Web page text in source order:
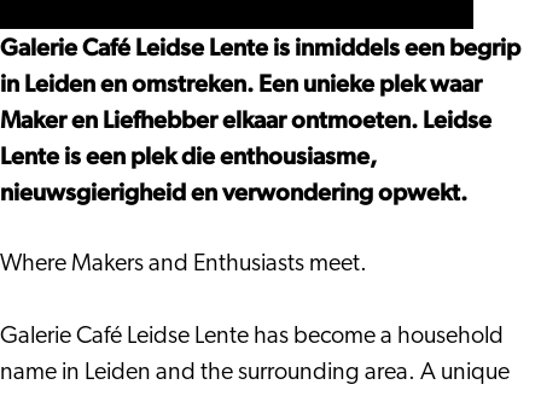
Lente
Café
Leidse
Lente
Café
Leidse
Lente
Galerie Café Leidse Lente is inmiddels een begrip
in Leiden en omstreken. Een unieke plek waar
Maker en Liefhebber elkaar ontmoeten. Leidse
Lente is een plek die enthousiasme,
nieuwsgierigheid en verwondering opwekt.
Where Makers and Enthusiasts meet.
Galerie Café Leidse Lente has become a household
name in Leiden and the surrounding area. A unique